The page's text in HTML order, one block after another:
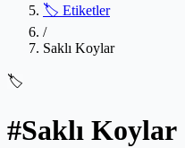
🏷️ Etiketler
/
Saklı Koylar
🏷️
#Saklı Koylar